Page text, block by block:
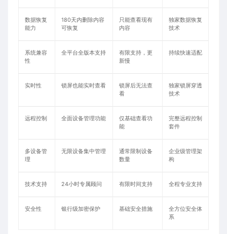
数据恢复
能力
180天内删除内容
可恢复
只能查看现有
内容
独家数据恢复
技术
系统兼容
性
全平台全版本支持
有限支持，更
新慢
持续快速适配
实时性 锁屏也能实时查看
锁屏后无法查
看
独家锁屏穿透
技术
远程控制 全面设备管理功能
仅基础查看功
能
完整远程控制
套件
多设备管
理
无限设备集中管理
通常限制设备
数量
企业级管理架
构
技术支持 24小时专属顾问 有限时间支持 全程专业支持
安全性 银行级加密保护 基础安全措施
全方位安全体
系